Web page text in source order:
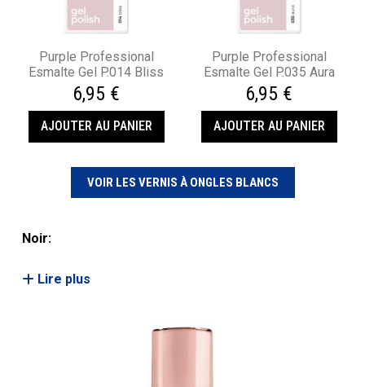
Purple Professional
Esmalte Gel P.014 Bliss
6,95 €
AJOUTER AU PANIER
Purple Professional
Esmalte Gel P.035 Aura
6,95 €
AJOUTER AU PANIER
VOIR LES VERNIS À ONGLES BLANCS
Noir:
Lire plus